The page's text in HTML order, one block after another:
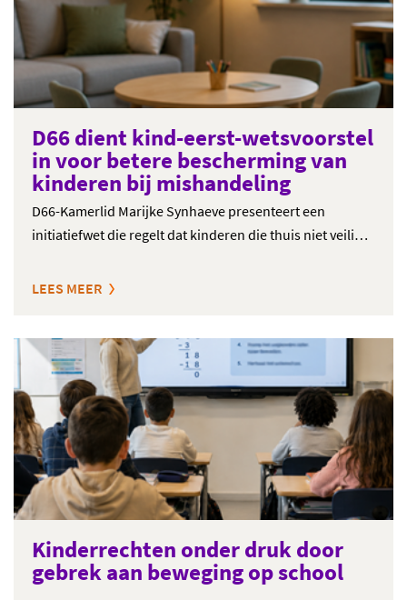
D66 dient kind-eerst-wetsvoorstel
in voor betere bescherming van
kinderen bij mishandeling
D66-Kamerlid Marijke Synhaeve presenteert een
initiatiefwet die regelt dat kinderen die thuis niet veili…
LEES MEER
Kinderrechten onder druk door
gebrek aan beweging op school